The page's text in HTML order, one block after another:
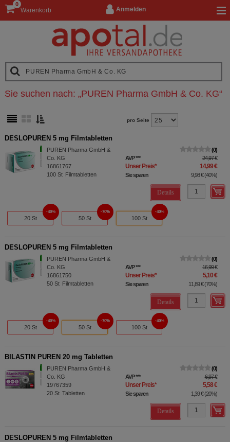
Anmelden
Warenkorb
0
Sie suchen nach: „PUREN Pharma GmbH & Co. KG“
pro Seite
DESLOPUREN 5 mg Filmtabletten
PUREN Pharma GmbH &
Co. KG
16861767
100 St Filmtabletten
0
AVP*** 24,97 €
Unser Preis* 14,99 €
Sie sparen 9,98 €(40%)
Details
20 St
40%
50 St
70%
100 St
40%
DESLOPUREN 5 mg Filmtabletten
PUREN Pharma GmbH &
Co. KG
16861750
50 St Filmtabletten
0
AVP*** 16,99 €
Unser Preis* 5,10 €
Sie sparen 11,89 €(70%)
Details
20 St
40%
50 St
70%
100 St
40%
BILASTIN PUREN 20 mg Tabletten
PUREN Pharma GmbH &
Co. KG
19767359
20 St Tabletten
0
AVP*** 6,97 €
Unser Preis* 5,58 €
Sie sparen 1,39 €(20%)
Details
DESLOPUREN 5 mg Filmtabletten